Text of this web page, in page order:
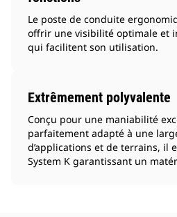
Le poste de conduite
offrir une visibilité optimale et
qui facilitent son utilisation.
Extrêmement polyvalente
Conçu pour une maniabilité
parfaitement adapté à une
d’applications et de terrains, il
System K garantissant un